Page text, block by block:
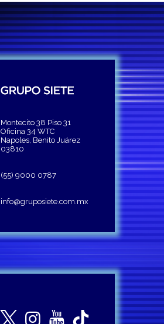
Montecito 38 Piso 31
Oficina 34 WTC
Napoles, Benito Juárez
03810
(55) 9000 0787
info@gruposiete.com.mx